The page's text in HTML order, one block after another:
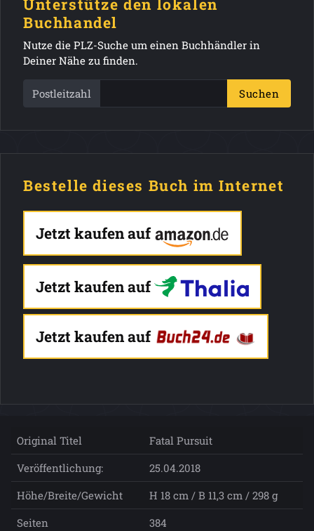
Unterstütze den lokalen
Buchhandel
Nutze die PLZ-Suche um einen Buchhändler in
Deiner Nähe zu finden.
Postleitzahl Suchen
Bestelle dieses Buch im Internet
Jetzt kaufen auf
Jetzt kaufen auf
Jetzt kaufen auf
Original Titel
Fatal Pursuit
Veröffentlichung:
25.04.2018
Höhe/Breite/Gewicht
H 18 cm / B 11,3 cm / 298 g
Seiten
384